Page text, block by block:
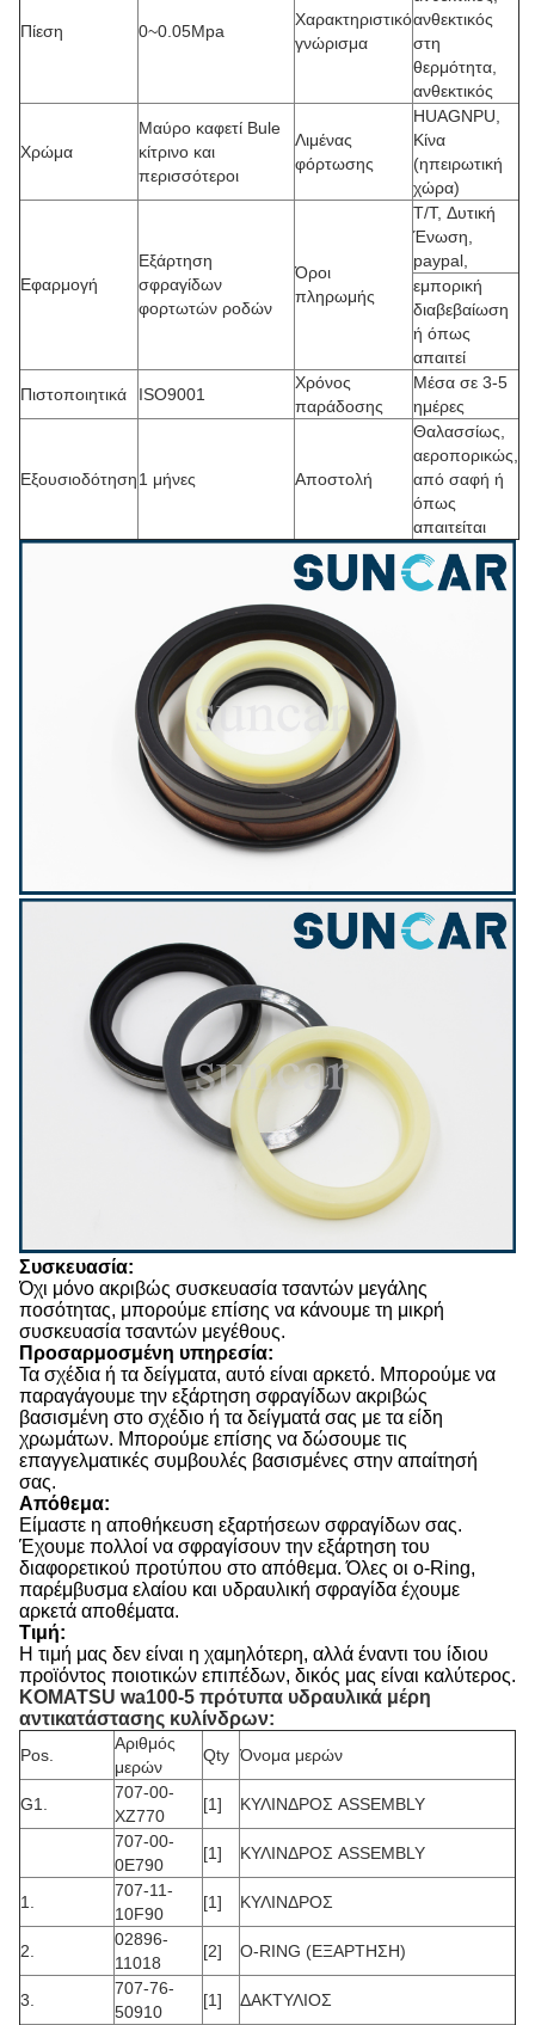
Πίεση 0~0.05Mpa
Χαρακτηριστικό
γνώρισμα
ανθεκτικός
στη
θερμότητα,
ανθεκτικός
Χρώμα
Μαύρο καφετί Bule
κίτρινο και
περισσότεροι
Λιμένας
φόρτωσης
HUAGNPU,
Κίνα
(ηπειρωτική
χώρα)
Εφαρμογή
Εξάρτηση
σφραγίδων
φορτωτών ροδών
Όροι
πληρωμής
T/T, Δυτική
Ένωση,
paypal,
εμπορική
διαβεβαίωση
ή όπως
απαιτεί
Πιστοποιητικά
ISO9001
Χρόνος
παράδοσης
Μέσα σε 3-5
ημέρες
Εξουσιοδότηση1 μήνες Αποστολή
Θαλασσίως,
αεροπορικώς,
από σαφή ή
όπως
απαιτείται
Συσκευασία:
Όχι μόνο ακριβώς συσκευασία τσαντών μεγάλης
ποσότητας, μπορούμε επίσης να κάνουμε τη μικρή
συσκευασία τσαντών μεγέθους.
Προσαρμοσμένη υπηρεσία:
Τα σχέδια ή τα δείγματα, αυτό είναι αρκετό. Μπορούμε να
παραγάγουμε την εξάρτηση σφραγίδων ακριβώς
βασισμένη στο σχέδιο ή τα δείγματά σας με τα είδη
χρωμάτων. Μπορούμε επίσης να δώσουμε τις
επαγγελματικές συμβουλές βασισμένες στην απαίτησή
σας.
Απόθεμα:
Είμαστε η αποθήκευση εξαρτήσεων σφραγίδων σας.
Έχουμε πολλοί να σφραγίσουν την εξάρτηση του
διαφορετικού προτύπου στο απόθεμα. Όλες οι o-Ring,
παρέμβυσμα ελαίου και υδραυλική σφραγίδα έχουμε
αρκετά αποθέματα.
Τιμή:
Η τιμή μας δεν είναι η χαμηλότερη, αλλά έναντι του ίδιου
προϊόντος ποιοτικών επιπέδων, δικός μας είναι καλύτερος.
KOMATSU wa100-5 πρότυπα υδραυλικά μέρη
αντικατάστασης κυλίνδρων:
Pos.
Αριθμός
μερών
Qty Όνομα μερών
G1.
707-00-
XZ770
[1]
ΚΥΛΙΝΔΡΟΣ ASSEMBLY
707-00-
0E790
[1] ΚΥΛΙΝΔΡΟΣ ASSEMBLY
1.
707-11-
10F90
[1] ΚΥΛΙΝΔΡΟΣ
2.
02896-
11018
[2] O-RING (ΕΞΑΡΤΗΣΗ)
3.
707-76-
50910
[1] ΔΑΚΤΥΛΙΟΣ